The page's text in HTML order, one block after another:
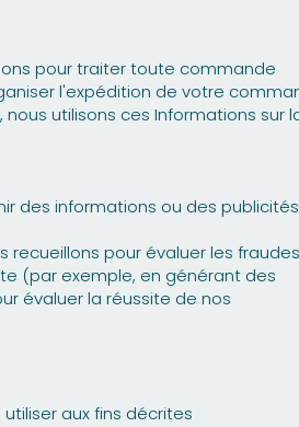
pour traiter toute commande
l'expédition de votre
utilisons ces Informations sur
des informations ou des publicités
recueillons pour évaluer les
(par exemple, en générant des
évaluer la réussite de nos
aux fins décrites